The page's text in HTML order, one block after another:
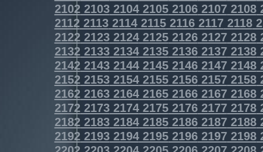
2102210321042105210621072108
2112211321142115211621172118
2122212321242125212621272128
2132213321342135213621372138
2142214321442145214621472148
2152215321542155215621572158
2162216321642165216621672168
2172217321742175217621772178
2182218321842185218621872188
2192219321942195219621972198